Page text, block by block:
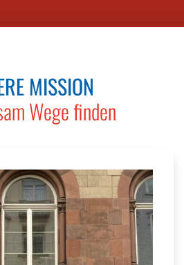
MISSION
Wege finden